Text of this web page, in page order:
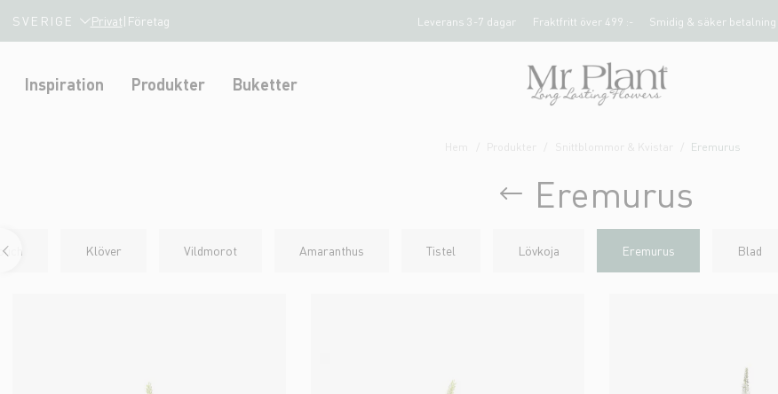
SVERIGE Privat| Företag Leverans 3-7 dagar Fraktfritt över 499 :- Smidig & säker betalning
Inspiration Produkter Buketter
Hem Produkter Snittblommor & Kvistar Eremurus
Eremurus
Klöver Vildmorot Amaranthus Tistel Lövkoja Eremurus Blad